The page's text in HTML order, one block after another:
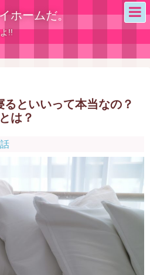
ホームだ。
!!
るといいって本当なの？
は？